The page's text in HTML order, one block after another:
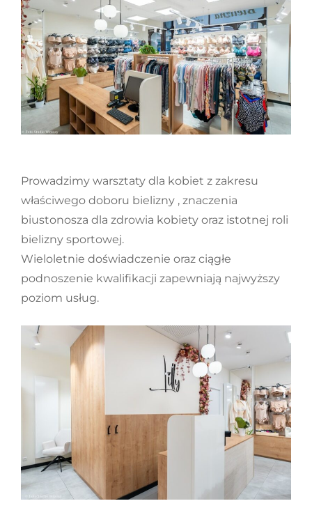
Prowadzimy warsztaty dla kobiet z zakresu
właściwego doboru bielizny , znaczenia
biustonosza dla zdrowia kobiety oraz istotnej roli
bielizny sportowej.
Wieloletnie doświadczenie oraz ciągłe
podnoszenie kwalifikacji zapewniają najwyższy
poziom usług.